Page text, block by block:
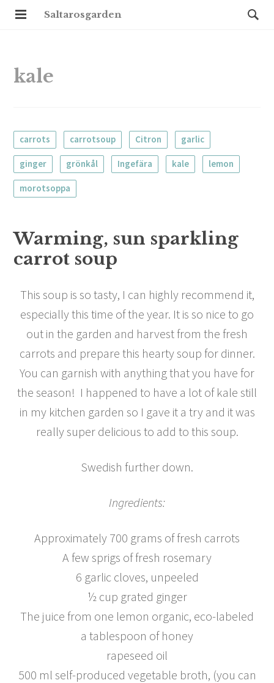
Saltarosgarden
kale
carrots carrotsoup Citron garlic
ginger grönkål Ingefära kale lemon
morotsoppa
Warming, sun sparkling
carrot soup
This soup is so tasty, I can highly recommend it,
especially this time of the year. It is so nice to go
out in the garden and harvest from the fresh
carrots and prepare this hearty soup for dinner.
You can garnish with anything that you have for
the season! I happened to have a lot of kale still
in my kitchen garden so I gave it a try and it was
really super delicious to add to this soup.
Swedish further down.
Ingredients:
Approximately 700 grams of fresh carrots
A few sprigs of fresh rosemary
6 garlic cloves, unpeeled
½ cup grated ginger
The juice from one lemon organic, eco-labeled
a tablespoon of honey
rapeseed oil
500 ml self-produced vegetable broth, (you can